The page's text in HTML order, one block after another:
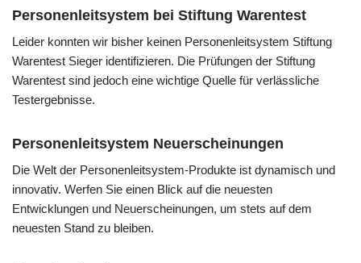
Personenleitsystem bei Stiftung Warentest
Leider konnten wir bisher keinen Personenleitsystem Stiftung
Warentest Sieger identifizieren. Die Prüfungen der Stiftung
Warentest sind jedoch eine wichtige Quelle für verlässliche
Testergebnisse.
Personenleitsystem Neuerscheinungen
Die Welt der Personenleitsystem-Produkte ist dynamisch und
innovativ. Werfen Sie einen Blick auf die neuesten
Entwicklungen und Neuerscheinungen, um stets auf dem
neuesten Stand zu bleiben.